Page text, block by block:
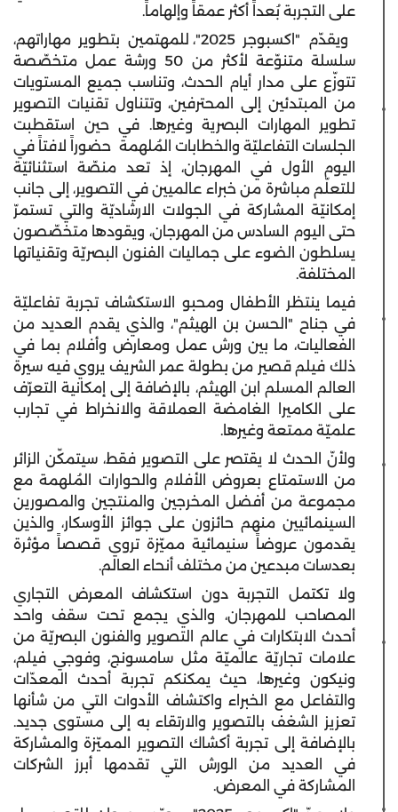
على التجربة بُعداً أكثر عمقاً وإلهاماً.
ويقدّم "اكسبوجر 2025"، للمهتمين بتطوير مهاراتهم،
سلسلة متنوّعة لأكثر من 50 ورشة عمل متخصّصة
تتوزّع على مدار أيام الحدث، وتناسب جميع المستويات
من المبتدئين إلى المحترفين، وتتناول تقنيات التصوير
تطوير المهارات البصرية وغيرها. في حين استقطبت
الجلسات التفاعليّة والخطابات المُلهمة حضوراً لافتاً في
اليوم الأول في المهرجان، إذ تعد منصّة استثنائيّة
للتعلّم مباشرة من خبراء عالميين في التصوير، إلى جانب
إمكانيّة المشاركة في الجولات الارشاديّة والتي تستمرّ
حتى اليوم السادس من المهرجان، ويقودها متخصّصون
يسلطون الضوء على جماليات الفنون البصريّة وتقنياتها
المختلفة.
فيما ينتظر الأطفال ومحبو الاستكشاف تجربة تفاعليّة
في جناح "الحسن بن الهيثم"، والذي يقدم العديد من
الفعاليات، ما بين ورش عمل ومعارض وأفلام بما في
ذلك فيلم قصير من بطولة عمر الشريف يروي فيه سيرة
العالم المسلم ابن الهيثم، بالإضافة إلى إمكانية التعرّف
على الكاميرا الغامضة العملاقة والانخراط في تجارب
علميّة ممتعة وغيرها.
ولأنّ الحدث لا يقتصر على التصوير فقط، سيتمكّن الزائر
من الاستمتاع بعروض الأفلام والحوارات المُلهمة مع
مجموعة من أفضل المخرجين والمنتجين والمصورين
السينمائيين منهم حائزون على جوائز الأوسكار، والذين
يقدمون عروضاً سنيمائية مميّزة تروي قصصاً مؤثرة
بعدسات مبدعين من مختلف أنحاء العالم.
ولا تكتمل التجربة دون استكشاف المعرض التجاري
المصاحب للمهرجان، والذي يجمع تحت سقف واحد
أحدث الابتكارات في عالم التصوير والفنون البصريّة من
علامات تجاريّة عالميّة مثل سامسونج، وفوجي فيلم،
ونيكون وغيرها، حيث يمكنكم تجربة أحدث المعدّات
والتفاعل مع الخبراء واكتشاف الأدوات التي من شأنها
تعزيز الشغف بالتصوير والارتقاء به إلى مستوى جديد.
بالإضافة إلى تجربة أكشاك التصوير المميّزة والمشاركة
في العديد من الورش التي تقدمها أبرز الشركات
المشاركة في المعرض.